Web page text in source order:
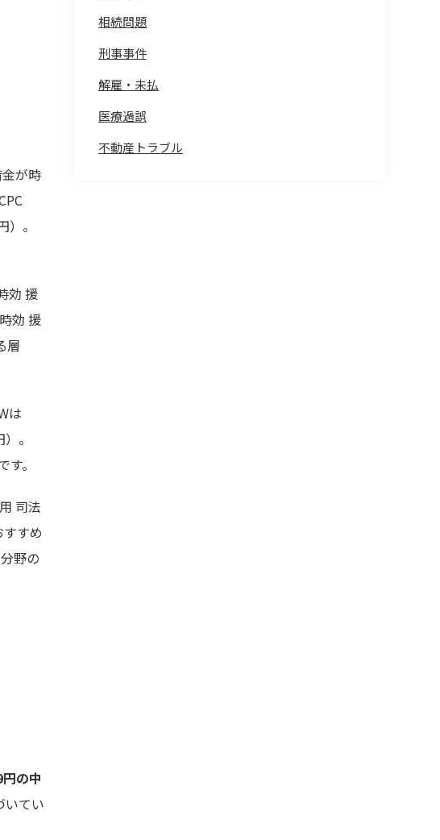
相続問題
刑事事件
解雇・未払
医療過誤
不動産トラブル
が時
。
効 援
効 援
層
は
。
。
司法
すめ
野の
の中
いてい